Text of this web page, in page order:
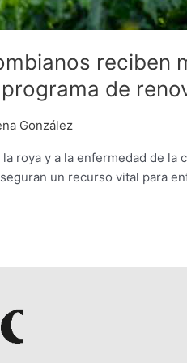
reciben
de
González
roya y a la enfermedad de
un recurso vital para